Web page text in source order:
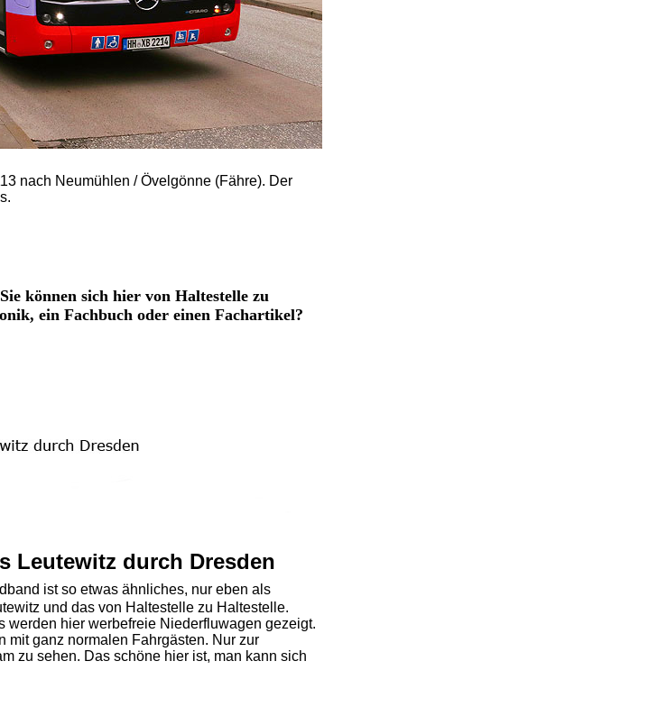
nach Neumühlen / Övelgönne (Fähre). Der
können sich hier von Haltestelle zu
ein Fachbuch oder einen Fachartikel?
Leutewitz durch Dresden
ist so etwas ähnliches, nur eben als
und das von Haltestelle zu Haltestelle.
werden hier werbefreie Niederfluwagen gezeigt.
mit ganz normalen Fahrgästen. Nur zur
zu sehen. Das schöne hier ist, man kann sich